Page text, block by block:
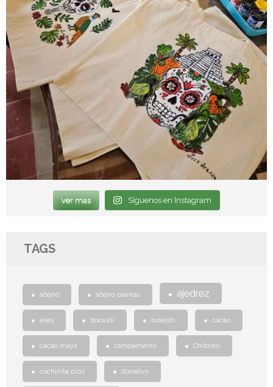
ver mas Síguenos en Instagram
TAGS
abono abono plantas ajedrez
aves bocashi bokashi cacao
cacao maya campamento Children
cochinita pibil donativo